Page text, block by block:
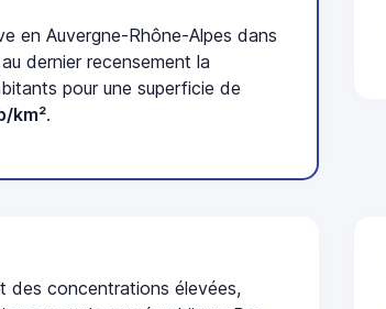
en Auvergne-Rhône-Alpes dans
dernier recensement la
pour une superficie de
km².
des concentrations élevées,